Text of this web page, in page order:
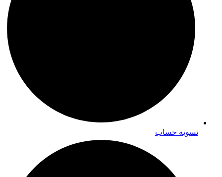
تسویه حساب